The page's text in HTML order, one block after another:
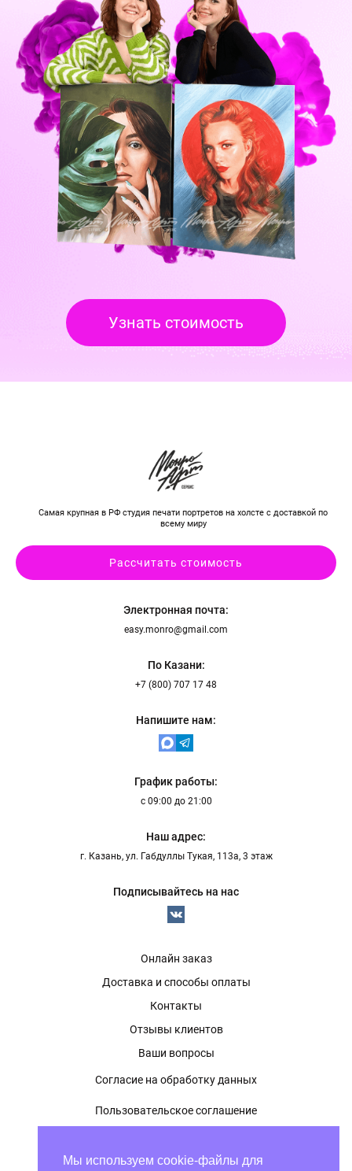
Узнать стоимость
Самая крупная в РФ студия печати портретов на холсте с доставкой по
всему миру
Рассчитать стоимость
Электронная почта:
easy.monro@gmail.com
По Казани:
+7 (800) 707 17 48
Напишите нам:
График работы:
с 09:00 до 21:00
Наш адрес:
г. Казань, ул. Габдуллы Тукая, 113а, 3 этаж
Подписывайтесь на нас
Онлайн заказ
Доставка и способы оплаты
Контакты
Отзывы клиентов
Ваши вопросы
Согласие на обработку данных
Пользовательское соглашение
Мы используем cookie-файлы для